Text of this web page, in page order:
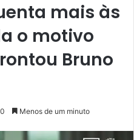
mais às
o motivo
Bruno
0 Menos de um minuto